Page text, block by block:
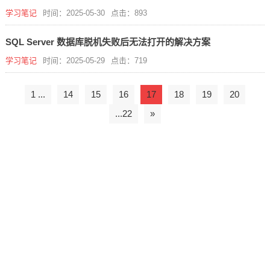
学习笔记 时间：2025-05-30 点击：893
SQL Server 数据库脱机失败后无法打开的解决方案
学习笔记 时间：2025-05-29 点击：719
1 ... 14 15 16 17 18 19
20
...22
»